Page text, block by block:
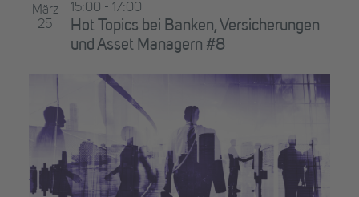
März
25
Hot Topics bei Banken, Versicherungen
und Asset Managern #8
15:00 - 17:00